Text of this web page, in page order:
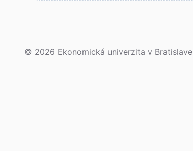
© 2026 Ekonomická univerzita v Bratislave